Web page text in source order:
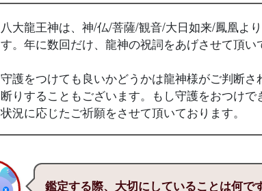
八大龍王神は、神/仏/菩薩/観音/大日如来/鳳凰よ
す。年に数回だけ、龍神の祝詞をあげさせて頂い
守護をつけても良いかどうかは龍神様がご判断
断りすることもございます。もし守護をおつけ
状況に応じたご祈願をさせて頂いております。
鑑定する際、大切にしていることは何で